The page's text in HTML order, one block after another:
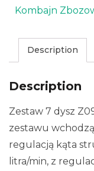
Kombajn
Description
Description
Zestaw 7 dysz
zestawu
regulacją kąta
litra/min, z